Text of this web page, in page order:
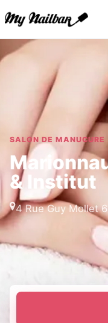
SALON DE MANUCURE
& Institut
4 Rue Guy Mollet